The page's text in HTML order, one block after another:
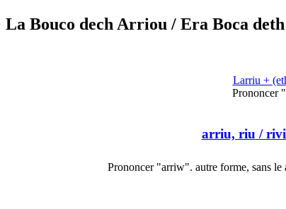
La Bouco dech Arriou / Era Boca
Larriu +
Prononcer
arriu, riu /
Prononcer "arriw". autre forme, sans